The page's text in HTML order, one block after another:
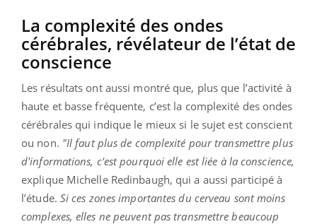
La complexité des ondes
cérébrales, révélateur de l’état de
conscience
Les résultats ont aussi montré que, plus que l’activité à
haute et basse fréquente, c’est la complexité des ondes
cérébrales qui indique le mieux si le sujet est conscient
ou non. "Il faut plus de complexité pour transmettre plus
d'informations, c'est pourquoi elle est liée à la conscience,
explique Michelle Redinbaugh, qui a aussi participé à
l’étude. Si ces zones importantes du cerveau sont moins
complexes, elles ne peuvent pas transmettre beaucoup